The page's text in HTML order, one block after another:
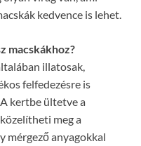
kedvence is lehet.
macskákhoz?
illatosak,
felfedezésre is
kertbe ültetve a
meg a
mérgező anyagokkal